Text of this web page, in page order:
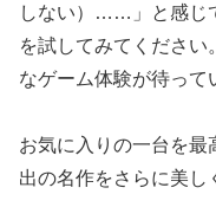
しない）……」と感じ
を試してみてくださ
なゲーム体験が待って
お気に入りの一台を最
出の名作をさらに美し